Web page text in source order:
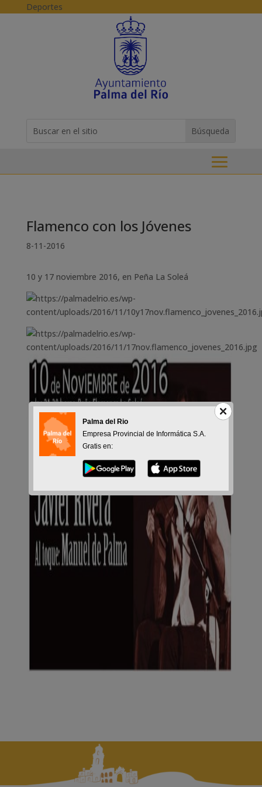
Skip to content
Deportes
for...
Flamenco con los Jóvenes
8-11-2016
10 y 17 noviembre 2016, en Peña La Soleá
Palma del Rio
Empresa Provincial de Informática S.A.
Gratis en: